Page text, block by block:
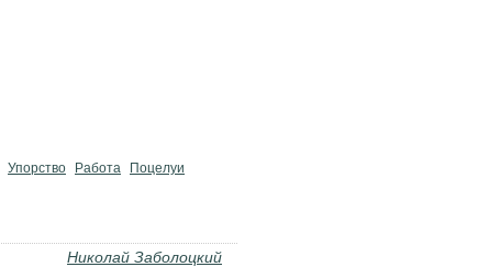
Упорство Работа Поцелуи
Николай Заболоцкий